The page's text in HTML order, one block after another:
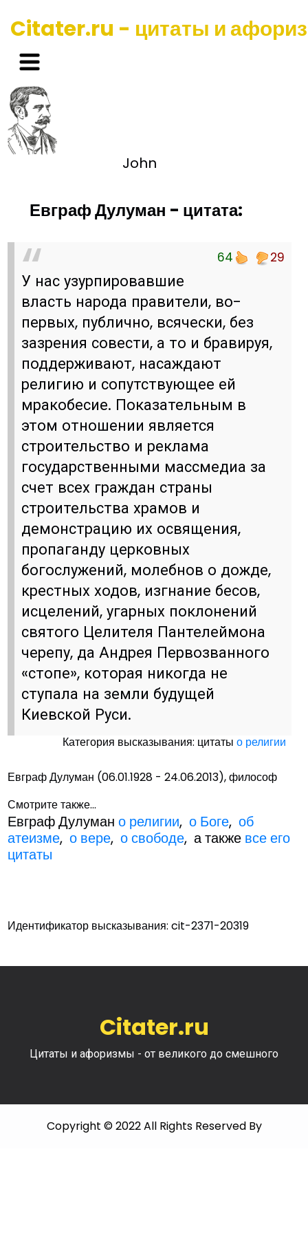
Citater.ru - цитаты и
John
Евграф Дулуман - цитата:
64 29
У нас узурпировавшие
власть народа правители, во-
первых, публично, всячески, без
зазрения совести, а то и бравируя,
поддерживают, насаждают
религию и сопутствующее ей
мракобесие. Показательным в
этом отношении является
строительство и реклама
государственными массмедиа за
счет всех граждан страны
строительства храмов и
демонстрацию их освящения,
пропаганду церковных
богослужений, молебнов о дожде,
крестных ходов, изгнание бесов,
исцелений, угарных поклонений
святого Целителя Пантелеймона
черепу, да Андрея Первозванного
«стопе», которая никогда не
ступала на земли будущей
Киевской Руси.
Категория высказывания: цитатыо религии
Евграф Дулуман (06.01.1928 - 24.06.2013), философ
Смотрите также...
Евграф Дулумано религии,о Боге,об
атеизме,о вере,о свободе, а также все его
цитаты
Идентификатор высказывания: cit-2371-20319
Citater.ru
Цитаты и афоризмы - от великого до смешного
Copyright © 2022 All Rights Reserved By